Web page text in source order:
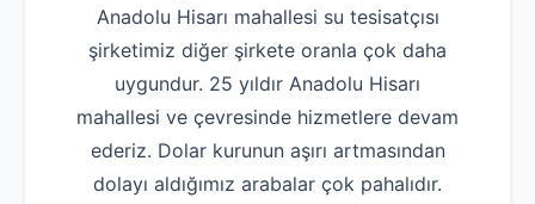
Anadolu Hisarı mahallesi su tesisatçısı
şirketimiz diğer şirkete oranla çok daha
uygundur. 25 yıldır Anadolu Hisarı
mahallesi ve çevresinde hizmetlere devam
ederiz. Dolar kurunun aşırı artmasından
dolayı aldığımız arabalar çok pahalıdır.